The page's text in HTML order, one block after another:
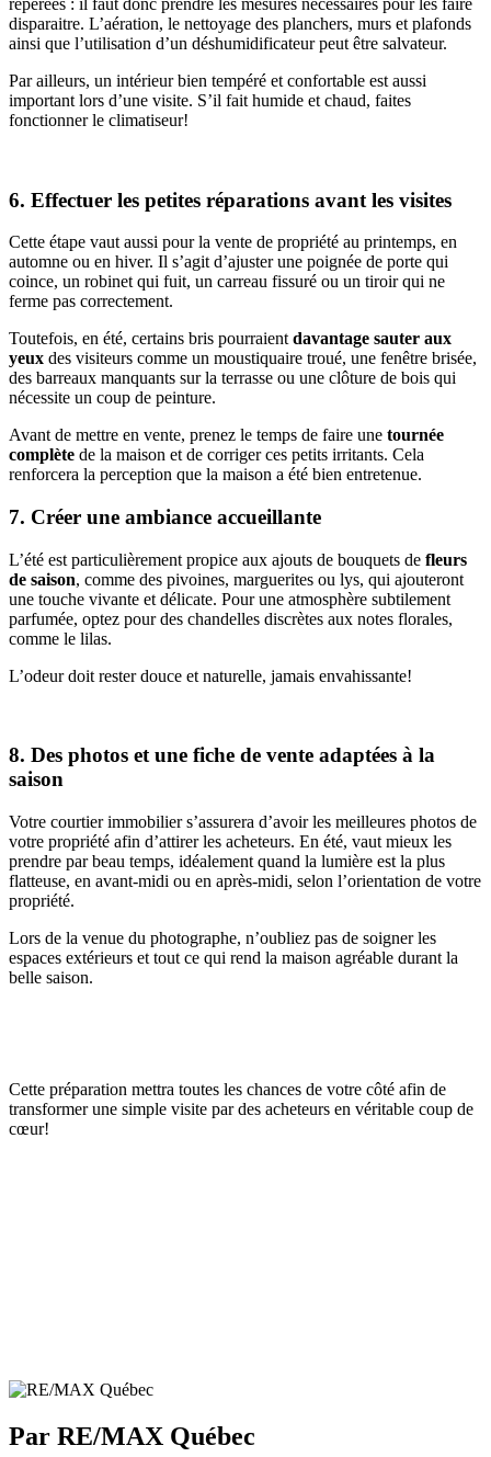
disparaitre. L’aération, le nettoyage des planchers, murs et plafonds
ainsi que l’utilisation d’un déshumidificateur peut être salvateur.
Par ailleurs, un intérieur bien tempéré et confortable est aussi
important lors d’une visite. S’il fait humide et chaud, faites
fonctionner le climatiseur!
6. Effectuer les petites réparations avant les visites
Cette étape vaut aussi pour la vente de propriété au printemps, en
automne ou en hiver. Il s’agit d’ajuster une poignée de porte qui
coince, un robinet qui fuit, un carreau fissuré ou un tiroir qui ne
ferme pas correctement.
Toutefois, en été, certains bris pourraient davantage sauter aux
yeux des visiteurs comme un moustiquaire troué, une fenêtre brisée,
des barreaux manquants sur la terrasse ou une clôture de bois qui
nécessite un coup de peinture.
Avant de mettre en vente, prenez le temps de faire une tournée
complète de la maison et de corriger ces petits irritants. Cela
renforcera la perception que la maison a été bien entretenue.
7. Créer une ambiance accueillante
L’été est particulièrement propice aux ajouts de bouquets de fleurs
de saison, comme des pivoines, marguerites ou lys, qui ajouteront
une touche vivante et délicate. Pour une atmosphère subtilement
parfumée, optez pour des chandelles discrètes aux notes florales,
comme le lilas.
L’odeur doit rester douce et naturelle, jamais envahissante!
8. Des photos et une fiche de vente adaptées à la
saison
Votre courtier immobilier s’assurera d’avoir les meilleures photos de
votre propriété afin d’attirer les acheteurs. En été, vaut mieux les
prendre par beau temps, idéalement quand la lumière est la plus
flatteuse, en avant-midi ou en après-midi, selon l’orientation de votre
propriété.
Lors de la venue du photographe, n’oubliez pas de soigner les
espaces extérieurs et tout ce qui rend la maison agréable durant la
belle saison.
Cette préparation mettra toutes les chances de votre côté afin de
transformer une simple visite par des acheteurs en véritable coup de
cœur!
Par RE/MAX Québec